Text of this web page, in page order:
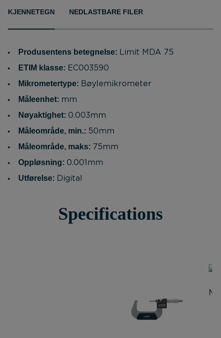
KJENNETEGN NEDLASTBARE FILER
Produsentens betegnelse: Limit MDA 75
ETIM klasse: EC003590
Mikrometertype: Bøylemikrometer
Måleenhet: mm
Nøyaktighet: 0.003mm
Måleområde, min.: 50mm
Måleområde, maks: 75mm
Oppløsning: 0.001mm
Utførelse: Digital
Specifications